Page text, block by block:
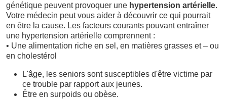
génétique peuvent provoquer une hypertension artérielle.
Votre médecin peut vous aider à découvrir ce qui pourrait
en être la cause. Les facteurs courants pouvant entraîner
une hypertension artérielle comprennent :
• Une alimentation riche en sel, en matières grasses et – ou
en cholestérol
L'âge, les seniors sont susceptibles d'être victime par
ce trouble par rapport aux jeunes.
Être en surpoids ou obèse.